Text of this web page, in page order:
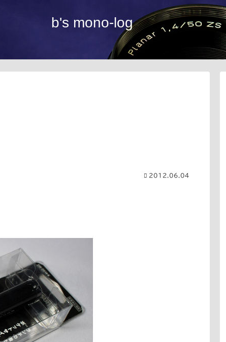
b's mono-log
2012.06.04